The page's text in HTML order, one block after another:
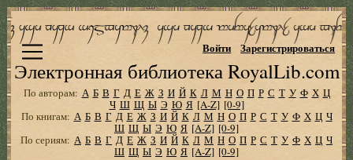
Электронная библиотека RoyalLib.com
Войти Зарегистрироваться
По авторам: А Б В Г Д Е Ж З И Й К Л М Н О П Р С Т У Ф Х Ц
Ч Ш Щ Ы Э Ю Я [A-Z] [0-9]
По книгам: А Б В Г Д Е Ж З И Й К Л М Н О П Р С Т У Ф Х Ц Ч
Ш Щ Ы Э Ю Я [A-Z] [0-9]
По сериям: А Б В Г Д Е Ж З И Й К Л М Н О П Р С Т У Ф Х Ц Ч
Ш Щ Ы Э Ю Я [A-Z] [0-9]